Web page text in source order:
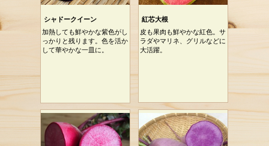
シャドークイーン
加熱しても鮮やかな紫色がし
っかりと残ります。色を活か
して華やかな一皿に。
紅芯大根
皮も果肉も鮮やかな紅色。サ
ラダやマリネ、グリルなどに
大活躍。